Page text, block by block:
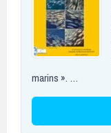
marins ». …